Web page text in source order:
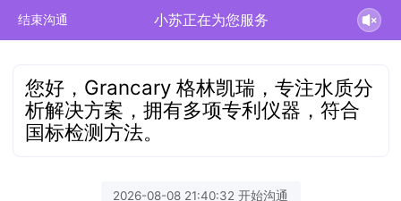
结束沟通 小苏正在为您服务
您好，Grancary 格林凯瑞，专注水质分
析解决方案，拥有多项专利仪器，符合
国标检测方法。
2026-08-08 21:40:32 开始沟通